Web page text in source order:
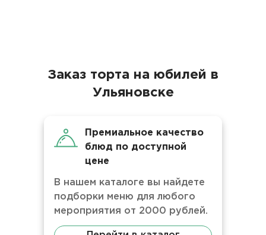
Заказ торта на юбилей в
Ульяновске
Премиальное качество
блюд по доступной
цене
В нашем каталоге вы найдете
подборки меню для любого
мероприятия от 2000 рублей.